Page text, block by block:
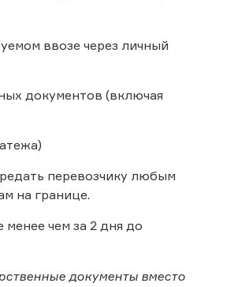
ввозе через личный
документов (включая
перевозчику любым
на границе.
чем за 2 дня до
документы вместо